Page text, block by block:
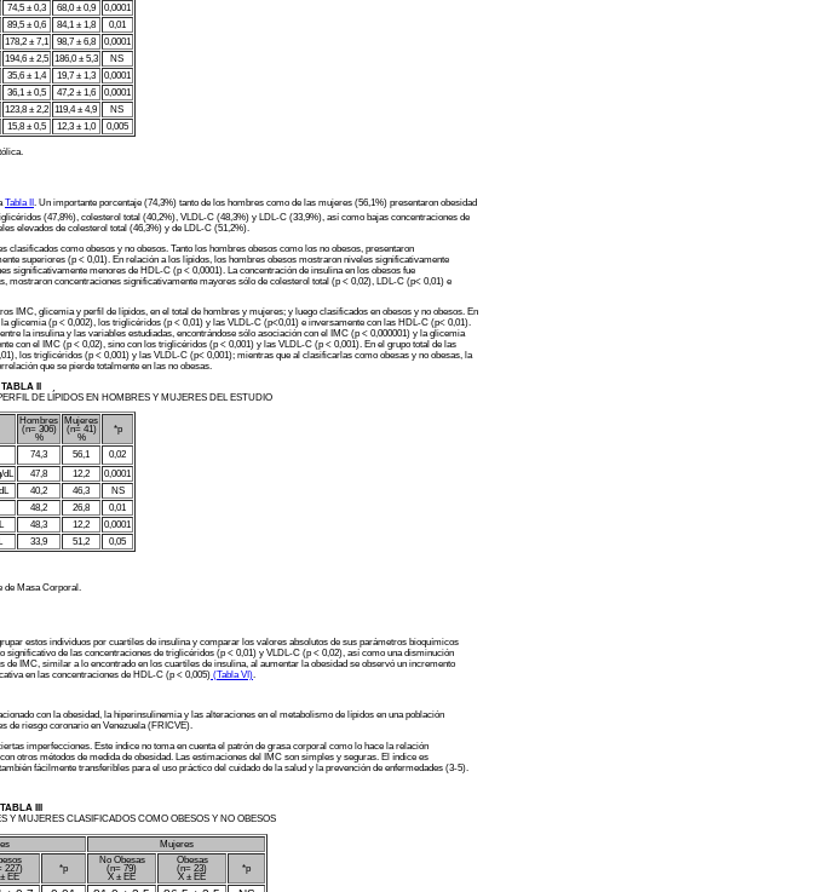
74,5 ± 0,3 68,0 ± 0,9
0,0001
89,5 ± 0,6 84,1 ± 1,8
0,01
178,2 ± 7,1 98,7 ± 6,8
0,0001
194,6 ± 2,5 186,0 ± 5,3
NS
35,6 ± 1,4 19,7 ± 1,3
0,0001
36,1 ± 0,5 47,2 ± 1,6
0,0001
123,8 ± 2,2 119,4 ± 4,9
NS
15,8 ± 0,5 12,3 ± 1,0 0,005
Tabla II . Un importante porcentaje (74,3%) tanto de los hombres como de las mujeres (56,1%) presentaron obesidad
(47,8%), colesterol total (40,2%), VLDL-C (48,3%) y LDL-C (33,9%), así como bajas concentraciones de
elevados de colesterol total (46,3%) y de LDL-C (51,2%).
como obesos y no obesos. Tanto los hombres obesos como los no obesos, presentaron
superiores (p < 0,01). En relación a los lípidos, los hombres obesos mostraron niveles significativamente
menores de HDL-C (p < 0,0001). La concentración de insulina en los obesos fue
mostraron concentraciones significativamente mayores sólo de colesterol total (p < 0,02), LDL-C (p< 0,01) e
IMC, glicemia y perfil de lípidos, en el total de hombres y mujeres; y luego clasificados en obesos y no obesos. En
glicemia (p < 0,002), los triglicéridos (p < 0,01) y las VLDL-C (p<0,01) e inversamente con las HDL-C (p< 0,01).
la insulina y las variables estudiadas, encontrándose sólo asociación con el IMC (p < 0,000001) y la glicemia
con el IMC (p < 0,02), sino con los triglicéridos (p < 0,001) y las VLDL-C (p < 0,001). En el grupo total de las
los triglicéridos (p < 0,001) y las VLDL-C (p< 0,001); mientras que al clasificarlas como obesas y no obesas, la
que se pierde totalmente en las no obesas.
TABLA II
DE LÍPIDOS EN HOMBRES Y MUJERES DEL ESTUDIO
Hombres
(n= 306)
%
Mujeres
(n= 41)
%
*p
74,3 56,1
0,02
dL
47,8 12,2
0,0001
40,2 46,3
NS
48,2 26,8
0,01
48,3 12,2
0,0001
33,9 51,2 0,05
de Masa Corporal.
estos individuos por cuartiles de insulina y comparar los valores absolutos de sus parámetros bioquímicos
significativo de las concentraciones de triglicéridos (p < 0,01) y VLDL-C (p < 0,02), así como una disminución
IMC, similar a lo encontrado en los cuartiles de insulina, al aumentar la obesidad se observó un incremento
en las concentraciones de HDL-C (p < 0,005) (Tabla VI).
con la obesidad, la hiperinsulinemia y las alteraciones en el metabolismo de lípidos en una población
de riesgo coronario en Venezuela (FRICVE).
imperfecciones. Este índice no toma en cuenta el patrón de grasa corporal como lo hace la relación
otros métodos de medida de obesidad. Las estimaciones del IMC son simples y seguras. El índice es
fácilmente transferibles para el uso práctico del cuidado de la salud y la prevención de enfermedades (3-5).
TABLA III
Y MUJERES CLASIFICADOS COMO OBESOS Y NO OBESOS
Mujeres
227)
EE
*p
No Obesas
(n= 79)
X ± EE
Obesas
(n= 23)
X ± EE
*p